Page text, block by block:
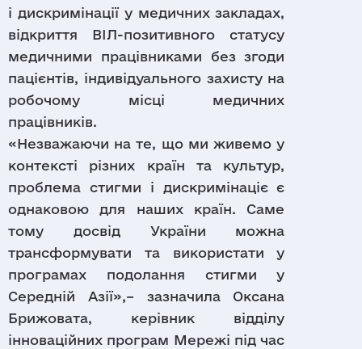
і дискримінації у медичних закладах,
відкриття ВІЛ-позитивного статусу
медичними працівниками без згоди
пацієнтів, індивідуального захисту на
робочому місці медичних
працівників.
«Незважаючи на те, що ми живемо у
контексті різних країн та культур,
проблема стигми і дискримінаціє є
однаковою для наших країн. Саме
тому досвід України можна
трансформувати та використати у
програмах подолання стигми у
Середній Азії»,– зазначила Оксана
Брижовата, керівник відділу
інноваційних програм Мережі під час